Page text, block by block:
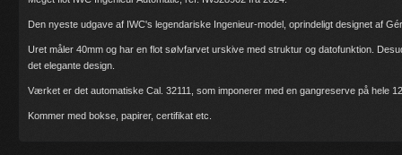
Den nyeste udgave af IWC's legendariske Ingenieur-model, oprindeligt designet af
Uret måler 40mm og har en flot sølvfarvet urskive med struktur og datofunktion.
det elegante design.
Værket er det automatiske Cal. 32111, som imponerer med en gangreserve på hele
Kommer med bokse, papirer, certifikat etc.